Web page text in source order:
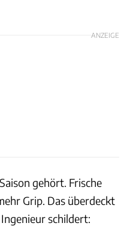
ANZEIGE
gehört. Frische
Grip. Das überdeckt
schildert: